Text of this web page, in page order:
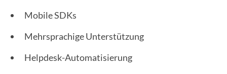
Mobile SDKs
Mehrsprachige Unterstützung
Helpdesk-Automatisierung